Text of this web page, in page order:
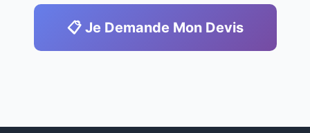
📋 Je Demande Mon Devis